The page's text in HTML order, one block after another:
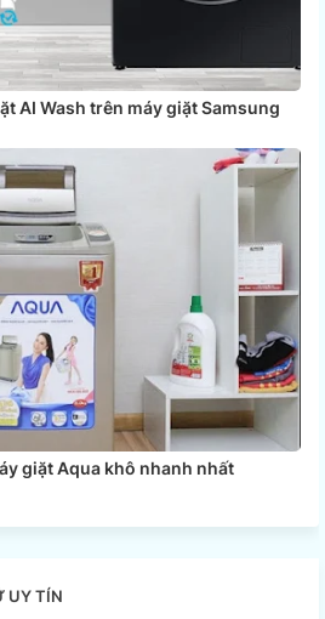
AI Wash trên máy giặt Samsung
giặt Aqua khô nhanh nhất
UY TÍN